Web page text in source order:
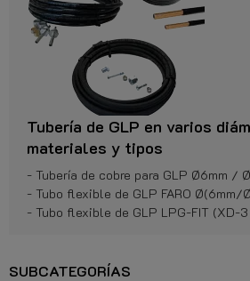
Tubería de GLP en varios
materiales y tipos
- Tubería de cobre para GLP Ø6mm /
- Tubo flexible de GLP FARO Ø(6mm/
- Tubo flexible de GLP LPG-FIT
SUBCATEGORÍAS